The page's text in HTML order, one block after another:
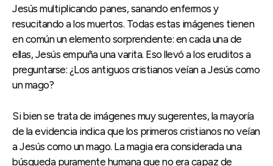
Jesús multiplicando panes, sanando enfermos y
resucitando a los muertos. Todas estas imágenes tienen
en común un elemento sorprendente: en cada una de
ellas, Jesús empuña una varita. Eso llevó a los eruditos a
preguntarse: ¿Los antiguos cristianos veían a Jesús como
un mago?
Si bien se trata de imágenes muy sugerentes, la mayoría
de la evidencia indica que los primeros cristianos no veían
a Jesús como un mago. La magia era considerada una
búsqueda puramente humana que no era capaz de